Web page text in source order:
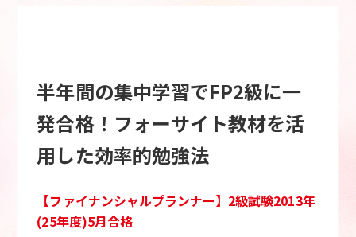
半年間の集中学習でFP2級に一
発合格！フォーサイト教材を活
用した効率的勉強法
【ファイナンシャルプランナー】2級試験2013年
(25年度)5月合格